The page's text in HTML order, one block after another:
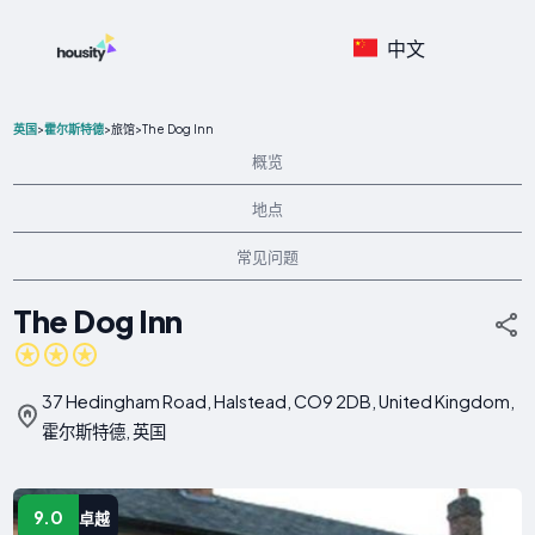
中文
英国>霍尔斯特德>旅馆>The Dog Inn
概览
地点
常见问题
The Dog Inn
37 Hedingham Road, Halstead, CO9 2DB, United Kingdom,
霍尔斯特德, 英国
9.0 卓越